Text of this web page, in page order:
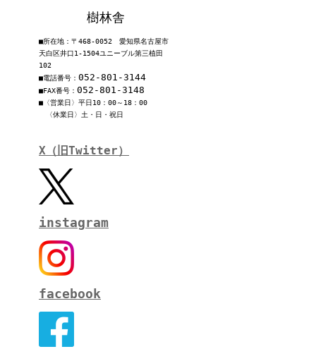
樹林舎
■所在地：〒468-0052 愛知県名古屋市
天白区井口1-1504ユニーブル第三植田
102
■電話番号： 052-801-3144
■FAX番号： 052-801-3148
■〈営業日〉平日10：00～18：00
〈休業日〉土・日・祝日
X（旧Twitter）
instagram
facebook